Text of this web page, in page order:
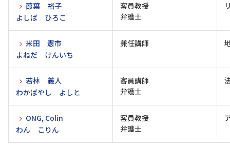
葭葉 裕子
よしば ひろこ
客員教授
弁護士
米田 憲市
よねだ けんいち
兼任講師
若林 義人
わかばやし よしと
客員講師
弁護士
ONG, Colin
わん こりん
客員教授
弁護士